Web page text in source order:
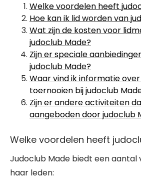
Welke voordelen heeft
Hoe kan ik lid worden van
Wat zijn de kosten voor
judoclub Made?
Zijn er speciale
judoclub Made?
Waar vind ik informatie
toernooien bij judoclub
Zijn er andere activiteiten
aangeboden door judoclub
Welke voordelen heeft
Judoclub Made biedt een aantal
haar leden: